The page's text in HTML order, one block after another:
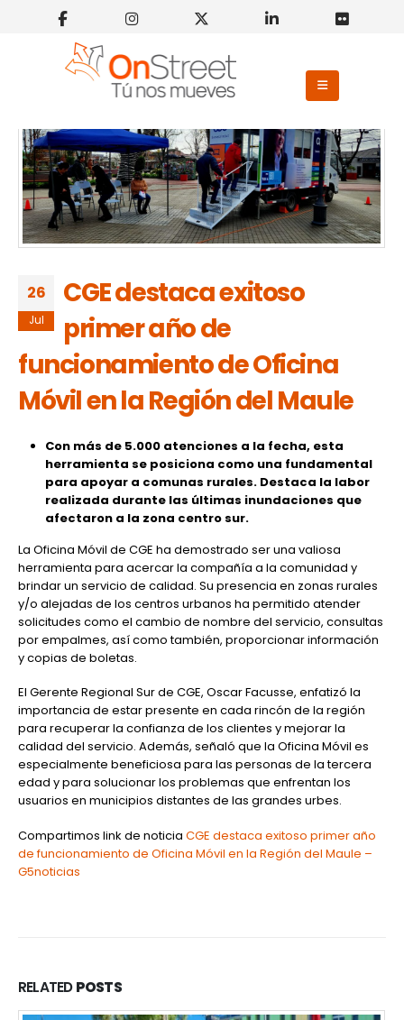
26
Jul
CGE destaca exitoso
primer año de
funcionamiento de Oficina
Móvil en la Región del Maule
Con más de 5.000 atenciones a la fecha, esta
herramienta se posiciona como una fundamental
para apoyar a comunas rurales. Destaca la labor
realizada durante las últimas inundaciones que
afectaron a la zona centro sur.
La Oficina Móvil de CGE ha demostrado ser una valiosa
herramienta para acercar la compañía a la comunidad y
brindar un servicio de calidad. Su presencia en zonas rurales
y/o alejadas de los centros urbanos ha permitido atender
solicitudes como el cambio de nombre del servicio, consultas
por empalmes, así como también, proporcionar información
y copias de boletas.
El Gerente Regional Sur de CGE, Oscar Facusse, enfatizó la
importancia de estar presente en cada rincón de la región
para recuperar la confianza de los clientes y mejorar la
calidad del servicio. Además, señaló que la Oficina Móvil es
especialmente beneficiosa para las personas de la tercera
edad y para solucionar los problemas que enfrentan los
usuarios en municipios distantes de las grandes urbes.
Compartimos link de noticia CGE destaca exitoso primer año
de funcionamiento de Oficina Móvil en la Región del Maule –
G5noticias
RELATEDPOSTS